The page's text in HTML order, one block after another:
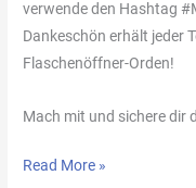
verwende den Hashtag
Dankeschön erhält jeder
Flaschenöffner-Orden!
Mach mit und sichere dir
Read More »